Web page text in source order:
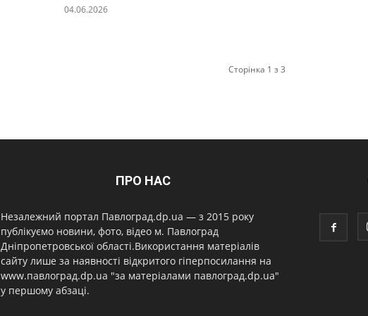
04.06.2026
Сторінка 1 з 3
ПРО НАС
Незалежний портал Павлоград.dp.ua — з 2015 року
публікуємо новини, фото, відео м. Павлоград
Дніпропетровської області.Використання матеріалів
сайту лише за наявності відкритого гіперпосилання на
www.павлоград.dp.ua "за матеріалами павлоград.dp.ua"
у першому абзаці.